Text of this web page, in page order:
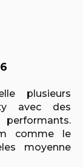
plusieurs
avec des
comme le
moyenne